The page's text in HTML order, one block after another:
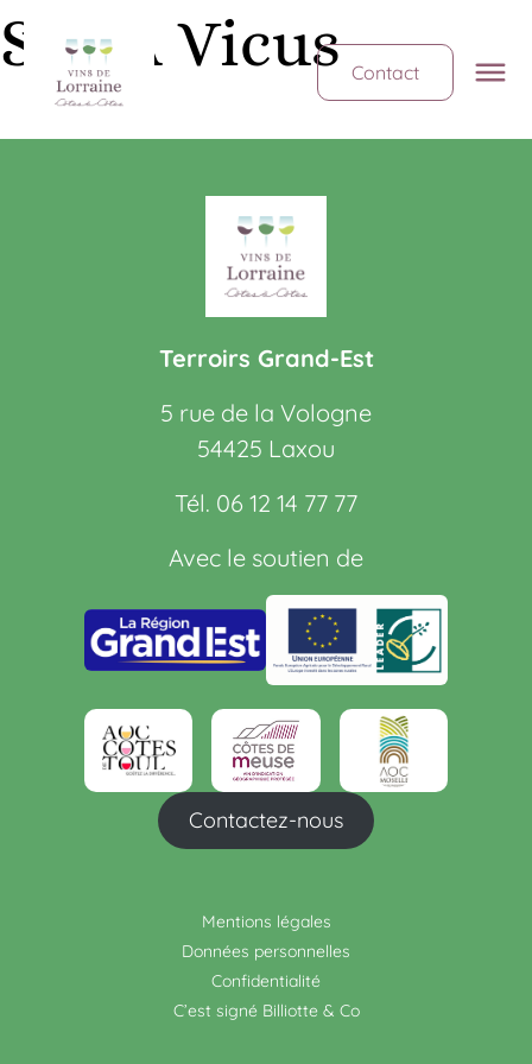
Contact
SCEA Vicus
Terroirs Grand-Est
5 rue de la Vologne
54425 Laxou
Tél. 06 12 14 77 77
Avec le soutien de
Contactez-nous
Mentions légales
Données personnelles
Confidentialité
C’est signé Billiotte & Co